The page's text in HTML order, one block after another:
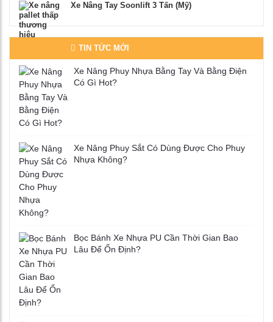
Xe Nâng Tay Soonlift 3 Tấn (Mỹ)
TIN TỨC MỚI
Xe Nâng Phuy Nhựa Bằng Tay Và Bằng Điện
Có Gì Hot?
Xe Nâng Phuy Sắt Có Dùng Được Cho Phuy
Nhựa Không?
Bọc Bánh Xe Nhựa PU Cần Thời Gian Bao
Lâu Để Ổn Định?